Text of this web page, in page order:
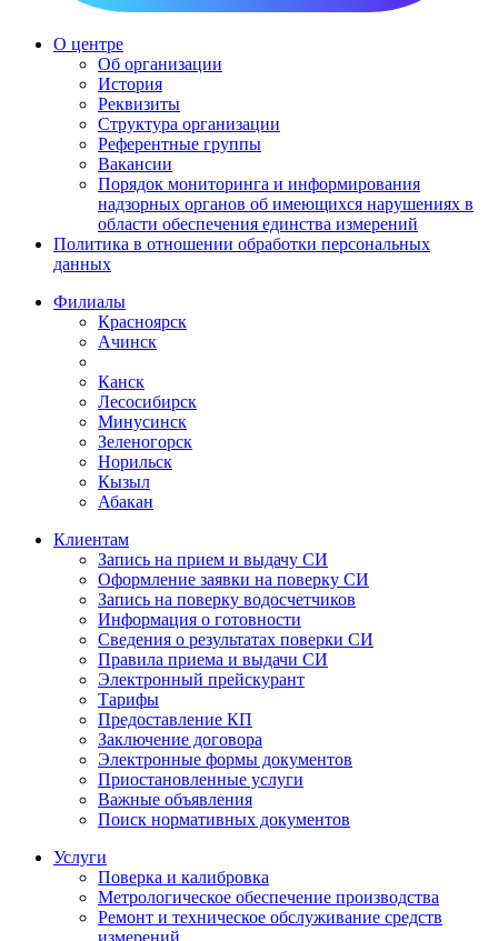
О центре
Об организации
История
Реквизиты
Структура организации
Референтные группы
Вакансии
Порядок мониторинга и информирования
надзорных органов об имеющихся нарушениях в
области обеспечения единства измерений
Политика в отношении обработки персональных
данных
Филиалы
Красноярск
Ачинск
Канск
Лесосибирск
Минусинск
Зеленогорск
Норильск
Кызыл
Абакан
Клиентам
Запись на прием и выдачу СИ
Оформление заявки на поверку СИ
Запись на поверку водосчетчиков
Информация о готовности
Сведения о результатах поверки СИ
Правила приема и выдачи СИ
Электронный прейскурант
Тарифы
Предоставление КП
Заключение договора
Электронные формы документов
Приостановленные услуги
Важные объявления
Поиск нормативных документов
Услуги
Поверка и калибровка
Метрологическое обеспечение производства
Ремонт и техническое обслуживание средств
измерений